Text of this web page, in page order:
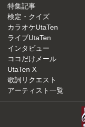
特集記事
検定・クイズ
カラオケUtaTen
ライブUtaTen
インタビュー
ココだけメール
UtaTen X
歌詞リクエスト
アーティスト一覧